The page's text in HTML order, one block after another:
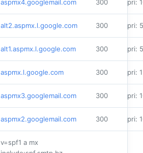
aspmx4.googlemail.com 300 pri:
alt2.aspmx.l.google.com 300 pri: 5
alt1.aspmx.l.google.com 300 pri: 5
aspmx.l.google.com 300 pri: 1
aspmx3.googlemail.com 300 pri:
aspmx2.googlemail.com 300 pri:
v=spf1 a mx